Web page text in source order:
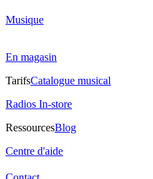
Musique
En magasin
TarifsCatalogue musical
Radios In-store
RessourcesBlog
Centre d'aide